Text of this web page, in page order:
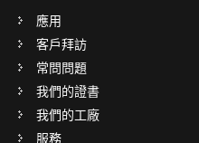
應用
客戶拜訪
常問問題
我們的證書
我們的工廠
服務